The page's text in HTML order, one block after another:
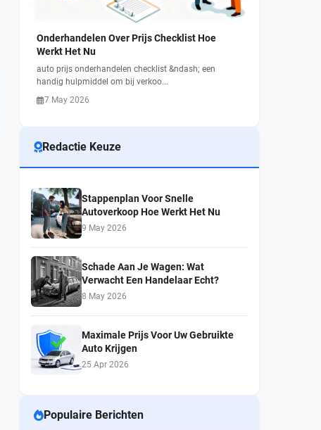
Onderhandelen Over Prijs Checklist Hoe
Werkt Het Nu
auto prijs onderhandelen checklist &ndash; een
handig hulpmiddel om bij verkoo...
7 May 2026
Redactie Keuze
Stappenplan Voor Snelle
Autoverkoop Hoe Werkt Het Nu
9 May 2026
Schade Aan Je Wagen: Wat
Verwacht Een Handelaar Echt?
8 May 2026
Maximale Prijs Voor Uw Gebruikte
Auto Krijgen
25 Apr 2026
Populaire Berichten